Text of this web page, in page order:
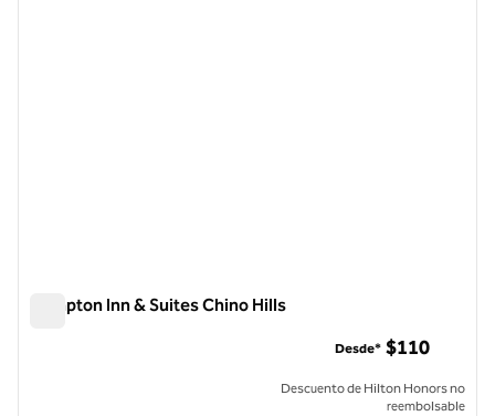
Hampton Inn & Suites Chino Hills
Desde* $110
Descuento de Hilton Honors no
reembolsable